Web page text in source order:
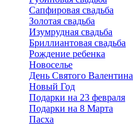
Сапфировая свадьба
Золотая свадьба
Изумрудная свадьба
Бриллиантовая свадьба
Рождение ребенка
Новоселье
День Святого Валентина
Новый Год
Подарки на 23 февраля
Подарки на 8 Марта
Пасха